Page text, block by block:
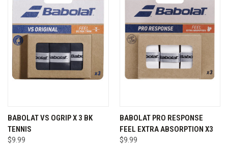
BABOLAT VS OGRIP X 3 BK
TENNIS
$9.99
BABOLAT PRO RESPONSE
FEEL EXTRA ABSORPTION X3
$9.99